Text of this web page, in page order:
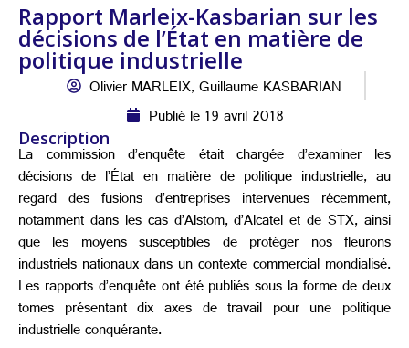
Rapport Marleix-Kasbarian sur les
décisions de l’État en matière de
politique industrielle
Olivier MARLEIX, Guillaume KASBARIAN
Publié le 19 avril 2018
Description
La commission d’enquête était chargée d’examiner les
décisions de l’État en matière de politique industrielle, au
regard des fusions d’entreprises intervenues récemment,
notamment dans les cas d’Alstom, d’Alcatel et de STX, ainsi
que les moyens susceptibles de protéger nos fleurons
industriels nationaux dans un contexte commercial mondialisé.
Les rapports d’enquête ont été publiés sous la forme de deux
tomes présentant dix axes de travail pour une politique
industrielle conquérante.